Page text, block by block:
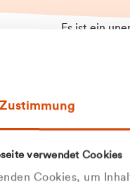
Zustimmung
verwendet Cookies
Cookies, um
Zu
Es ist ein
Zum